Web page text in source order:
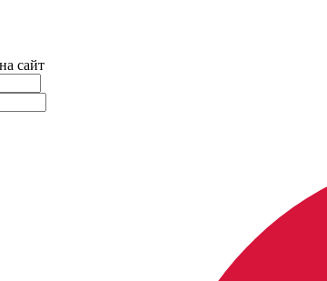
сайт